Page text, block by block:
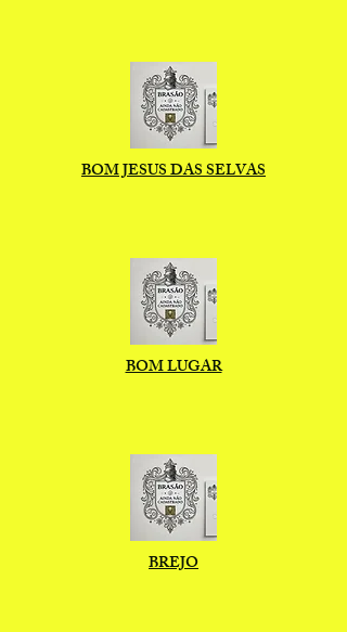
BOM JESUS DAS SELVAS
BOM LUGAR
BREJO